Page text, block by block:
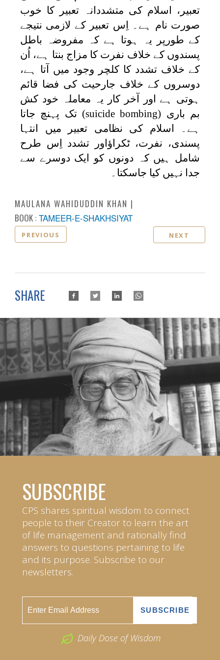
تعبیر، اسلام کی متشددانہ تعبیر کا خوب
صورت نام ہے۔ اِس تعبیر کے لازمی نتیجے
کے طورپر یہ ہوتا ہے کہ مفروضہ باطل
پسندوں کے خلاف نفرت کا مزاج بنتا ہے، اُن
کے خلاف تشدد کا کلچر وجود میں آتا ہے،
دوسروں کے خلاف جارحیت کی فضا قائم
ہوتی ہے اور آخر کار یہ معاملہ خود کش
بم باری (suicide bombing)تک پہنچ جاتا
ہے۔ اسلام کی نظامی تعبیر میں انتہا
پسندی، نفرت، ٹکراؤاور تشدد اِس طرح
شامل ہیں کہ دونوں کو ایک دوسرے سے
جدا نہیں کیا جاسکتا۔
MAULANA WAHIDUDDIN KHAN
BOOK : TAMEER-E-SHAKHSIYAT
PREVIOUS NEXT
SHARE
SUBSCRIBE
CPS shares spiritual wisdom to connect
people to their Creator to learn the art
of life management and rationally find
answers to questions pertaining to life
and its purpose. Subscribe to our
newsletters.
Daily Dose of Wisdom